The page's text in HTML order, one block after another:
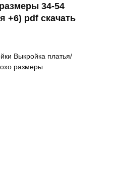
34-54
+6) pdf скачать
Выкройка платья/
размеры